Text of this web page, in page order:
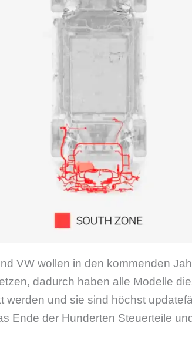
VW wollen in den kommenden
dadurch haben alle Modelle
werden und sie sind höchst
Ende der Hunderten Steuerteile